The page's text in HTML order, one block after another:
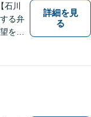
石川
る弁
を尊
日祝
ラス
詳細を見
る